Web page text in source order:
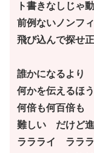
ト書きなしじゃ
前例ないノンフ
飛び込んで探せ
誰かになるより
何かを伝えるほ
何倍も何百倍も
難しい だけど
ララライ ララ